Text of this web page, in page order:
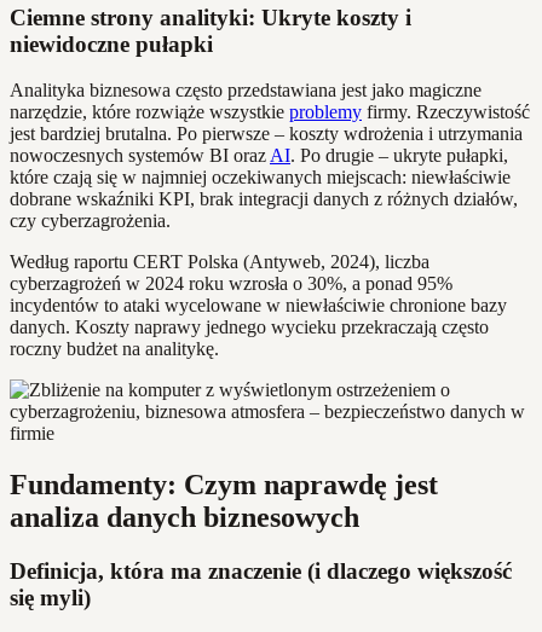
Ciemne strony analityki: Ukryte koszty i
niewidoczne pułapki
Analityka biznesowa często przedstawiana jest jako magiczne
narzędzie, które rozwiąże wszystkie problemy firmy. Rzeczywistość
jest bardziej brutalna. Po pierwsze – koszty wdrożenia i utrzymania
nowoczesnych systemów BI oraz AI. Po drugie – ukryte pułapki,
które czają się w najmniej oczekiwanych miejscach: niewłaściwie
dobrane wskaźniki KPI, brak integracji danych z różnych działów,
czy cyberzagrożenia.
Według raportu CERT Polska (Antyweb, 2024), liczba
cyberzagrożeń w 2024 roku wzrosła o 30%, a ponad 95%
incydentów to ataki wycelowane w niewłaściwie chronione bazy
danych. Koszty naprawy jednego wycieku przekraczają często
roczny budżet na analitykę.
Fundamenty: Czym naprawdę jest
analiza danych biznesowych
Definicja, która ma znaczenie (i dlaczego większość
się myli)